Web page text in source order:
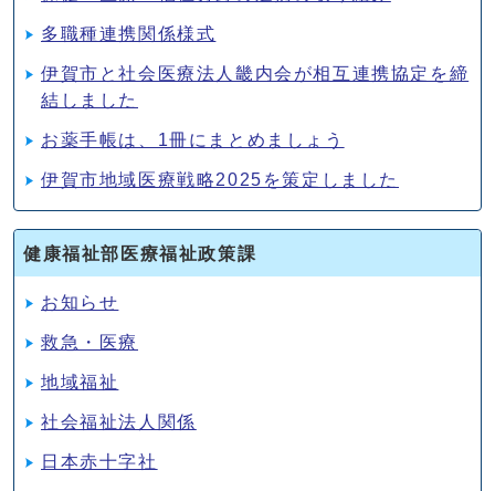
多職種連携関係様式
伊賀市と社会医療法人畿内会が相互連携協定を締
結しました
お薬手帳は、1冊にまとめましょう
伊賀市地域医療戦略2025を策定しました
健康福祉部医療福祉政策課
お知らせ
救急・医療
地域福祉
社会福祉法人関係
日本赤十字社